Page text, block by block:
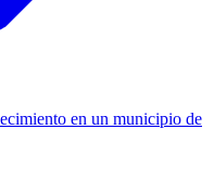
en un municipio de